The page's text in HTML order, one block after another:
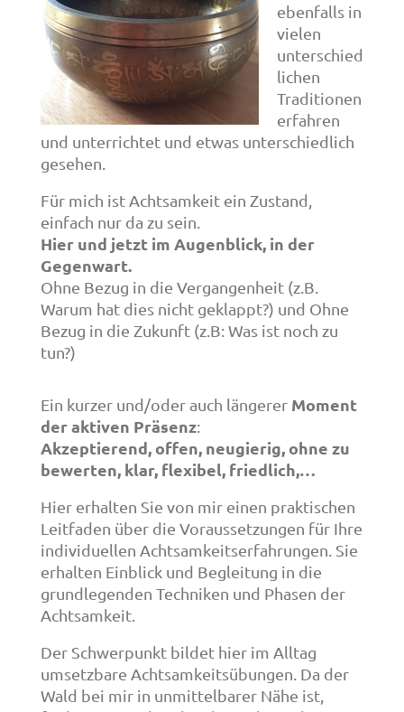
ebenfalls in
vielen
unterschied
lichen
Traditionen
erfahren
und unterrichtet und etwas unterschiedlich
gesehen.
Für mich ist Achtsamkeit ein Zustand,
einfach nur da zu sein.
Hier und jetzt im Augenblick, in der
Gegenwart.
Ohne Bezug in die Vergangenheit (z.B.
Warum hat dies nicht geklappt?) und Ohne
Bezug in die Zukunft (z.B: Was ist noch zu
tun?)
Ein kurzer und/oder auch längerer Moment
der aktiven Präsenz:
Akzeptierend, offen, neugierig, ohne zu
bewerten, klar, flexibel, friedlich,…
Hier erhalten Sie von mir einen praktischen
Leitfaden über die Voraussetzungen für Ihre
individuellen Achtsamkeitserfahrungen. Sie
erhalten Einblick und Begleitung in die
grundlegenden Techniken und Phasen der
Achtsamkeit.
Der Schwerpunkt bildet hier im Alltag
umsetzbare Achtsamkeitsübungen. Da der
Wald bei mir in unmittelbarer Nähe ist,